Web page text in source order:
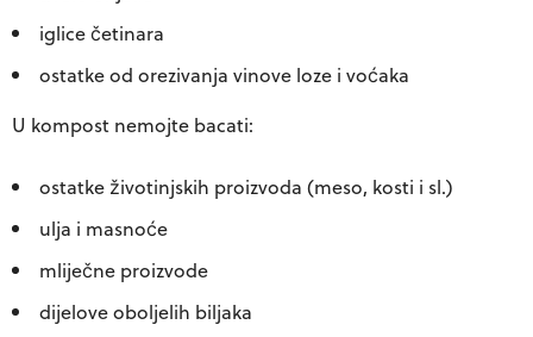
iglice četinara
ostatke od orezivanja vinove loze i voćaka
U kompost nemojte bacati:
ostatke životinjskih proizvoda (meso, kosti i sl.)
ulja i masnoće
mliječne proizvode
dijelove oboljelih biljaka